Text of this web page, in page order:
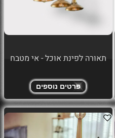
תאורה לפינת אוכל - אי מטבח
פרטים נוספים